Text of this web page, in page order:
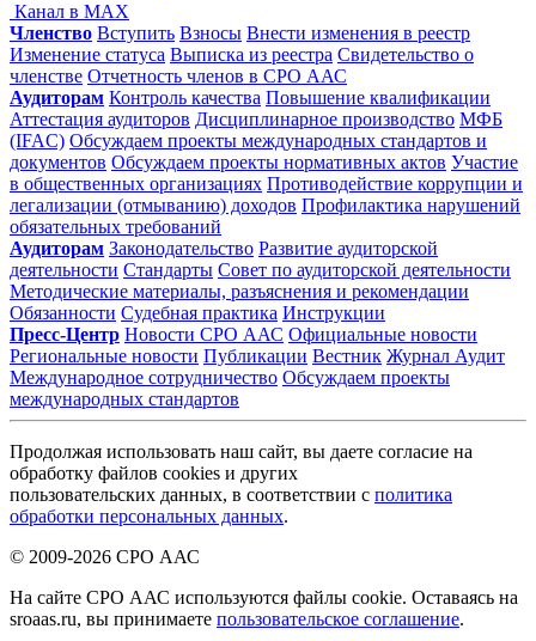
Канал в MAX
Членство Вступить Взносы Внести изменения в реестр
Изменение статуса Выписка из реестра Свидетельство о
членстве Отчетность членов в СРО ААС
Аудиторам Контроль качества Повышение квалификации
Аттестация аудиторов Дисциплинарное производство МФБ
(IFAC) Обсуждаем проекты международных стандартов и
документов Обсуждаем проекты нормативных актов Участие
в общественных организациях Противодействие коррупции и
легализации (отмыванию) доходов Профилактика нарушений
обязательных требований
Аудиторам Законодательство Развитие аудиторской
деятельности Стандарты Совет по аудиторской деятельности
Методические материалы, разъяснения и рекомендации
Обязанности Судебная практика Инструкции
Пресс-Центр Новости СРО ААС Официальные новости
Региональные новости Публикации Вестник Журнал Аудит
Международное сотрудничество Обсуждаем проекты
международных стандартов
Продолжая использовать наш сайт, вы даете согласие на
обработку файлов cookies и других
пользовательских данных, в соответствии с политика
обработки персональных данных.
© 2009-2026 СРО ААС
На сайте СРО ААС используются файлы cookie. Оставаясь на
sroaas.ru, вы принимаете пользовательское соглашение.